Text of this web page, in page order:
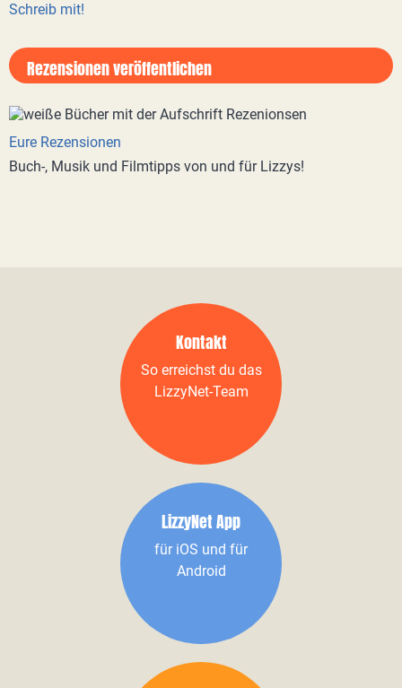
Schreib mit!
Rezensionen veröffentlichen
Eure Rezensionen
Buch-, Musik und Filmtipps von und für Lizzys!
Kontakt
So erreichst du das
LizzyNet-Team
LizzyNet App
für iOS und für
Android